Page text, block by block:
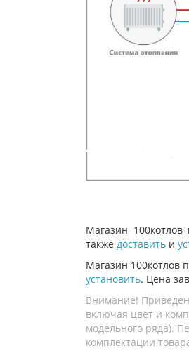
Магазин 100котлов
также доставить и
Магазин 100котлов
установить. Цена
Внимание!
включая цвет и
модельного ряда).
комплектации